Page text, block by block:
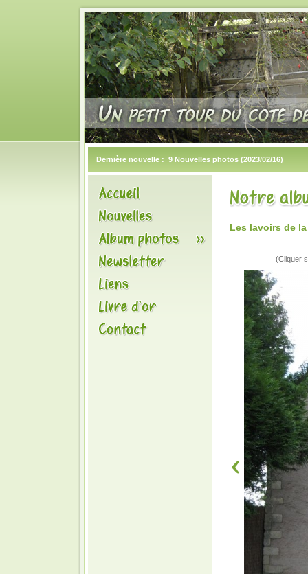
Dernière nouvelle : 9 Nouvelles photos (2023/02/16)
Les lavoirs de
(Cliquer